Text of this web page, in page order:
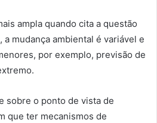
ampla quando cita a questão
a mudança ambiental é variável e
por exemplo, previsão de
sobre o ponto de vista de
que ter mecanismos de